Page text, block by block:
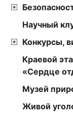
Научный
Конкурсы,
Краевой
«Сердце
Музей
Живой